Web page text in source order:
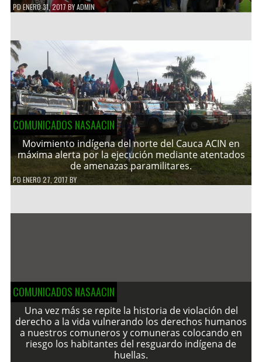
PDENERO 31, 2017 BYADMIN
COMUNICADOS NASAACIN
Movimiento indígena del norte del Cauca ACIN en
máxima alerta por la ejecución mediante atentados
de amenazas paramilitares.
PDENERO 27, 2017 BY
COMUNICADOS NASAACIN
Una vez más se repite la historia de violación del
derecho a la vida vulnerando los derechos humanos
a nuestros comuneros y comuneras colocando en
riesgo los habitantes del resguardo indígena de
huellas.